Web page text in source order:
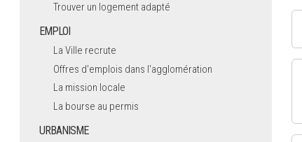
Trouver un logement adapté
EMPLOI
La Ville recrute
Offres d'emplois dans l'agglomération
La mission locale
La bourse au permis
URBANISME